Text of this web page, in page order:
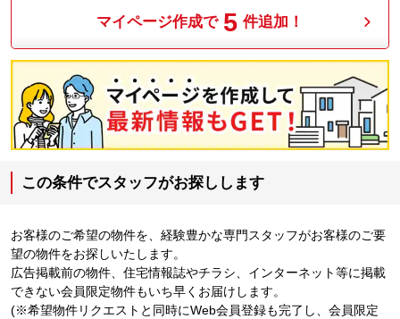
マイページ作成で 5 件追加！
この条件でスタッフがお探しします
お客様のご希望の物件を、経験豊かな専門スタッフがお客様のご要
望の物件をお探しいたします。
広告掲載前の物件、住宅情報誌やチラシ、インターネット等に掲載
できない会員限定物件もいち早くお届けします。
(※希望物件リクエストと同時にWeb会員登録も完了し、会員限定